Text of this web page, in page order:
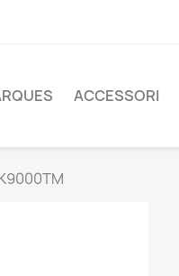
ACCESSORI